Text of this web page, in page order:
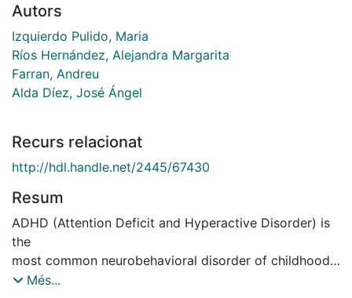
Autors
Izquierdo Pulido, Maria
Ríos Hernández, Alejandra Margarita
Farran, Andreu
Alda Díez, José Ángel
Recurs relacionat
http://hdl.handle.net/2445/67430
Resum
ADHD (Attention Deficit and Hyperactive Disorder) is
the
most common neurobehavioral disorder of childhood,
presenting with
Més...